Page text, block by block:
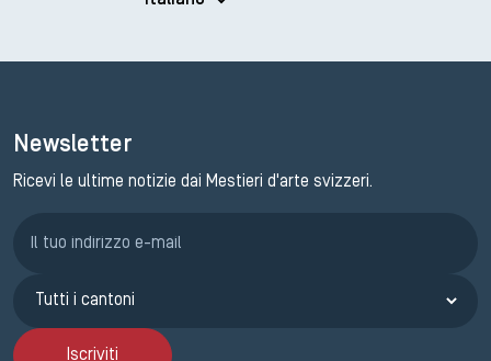
Newsletter
Ricevi le ultime notizie dai Mestieri d'arte svizzeri.
Iscriviti